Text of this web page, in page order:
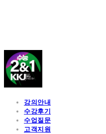
강의안내
수강후기
수업질문
고객지원